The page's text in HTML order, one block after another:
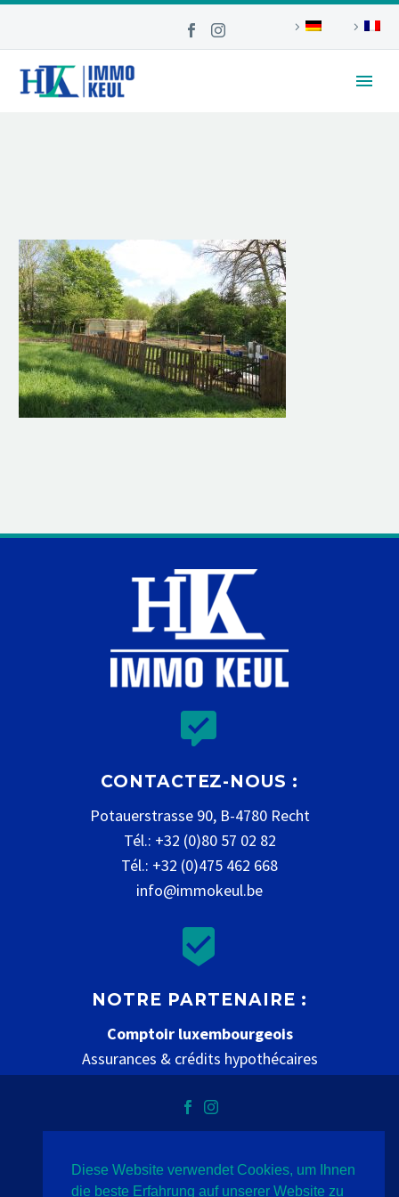


CONTACTEZ-NOUS :
Potauerstrasse 90, B-4780 Recht
Tél.: +32 (0)80 57 02 82
Tél.: +32 (0)475 462 668
info@immokeul.be


NOTRE PARTENAIRE :
Comptoir luxembourgeois
Assurances & crédits hypothécaires
Vie privée mentions légales contact
Diese Website verwendet Cookies, um Ihnen
die beste Erfahrung auf unserer Website zu